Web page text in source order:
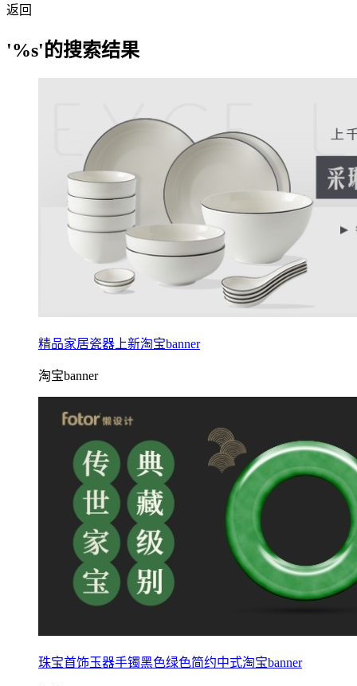
返回
'%s'的搜索结果
精品家居瓷器上新淘宝banner
淘宝banner
珠宝首饰玉器手镯黑色绿色简约中式淘宝banner